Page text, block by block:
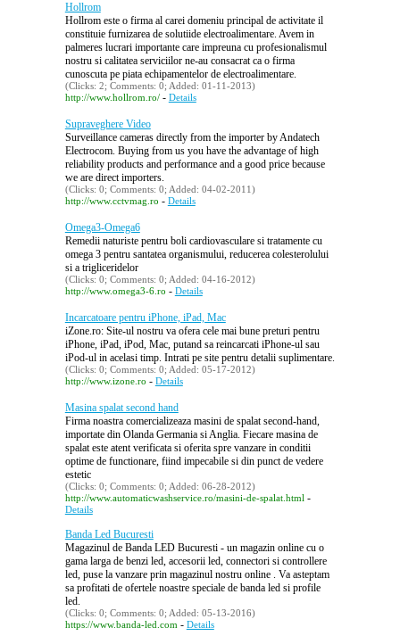
Hollrom
Hollrom este o firma al carei domeniu principal de activitate il
constituie furnizarea de solutiide electroalimentare. Avem in
palmeres lucrari importante care impreuna cu profesionalismul
nostru si calitatea serviciilor ne-au consacrat ca o firma
cunoscuta pe piata echipamentelor de electroalimentare.
(Clicks: 2; Comments: 0; Added: 01-11-2013)
http://www.hollrom.ro/- Details
Supraveghere Video
Surveillance cameras directly from the importer by Andatech
Electrocom. Buying from us you have the advantage of high
reliability products and performance and a good price because
we are direct importers.
(Clicks: 0; Comments: 0; Added: 04-02-2011)
http://www.cctvmag.ro - Details
Omega3-Omega6
Remedii naturiste pentru boli cardiovasculare si tratamente cu
omega 3 pentru santatea organismului, reducerea colesterolului
si a trigliceridelor
(Clicks: 0; Comments: 0; Added: 04-16-2012)
http://www.omega3-6.ro - Details
Incarcatoare pentru iPhone, iPad, Mac
iZone.ro: Site-ul nostru va ofera cele mai bune preturi pentru
iPhone, iPad, iPod, Mac, putand sa reincarcati iPhone-ul sau
iPod-ul in acelasi timp. Intrati pe site pentru detalii suplimentare.
(Clicks: 0; Comments: 0; Added: 05-17-2012)
http://www.izone.ro - Details
Masina spalat second hand
Firma noastra comercializeaza masini de spalat second-hand,
importate din Olanda Germania si Anglia. Fiecare masina de
spalat este atent verificata si oferita spre vanzare in conditii
optime de functionare, fiind impecabile si din punct de vedere
estetic
(Clicks: 0; Comments: 0; Added: 06-28-2012)
http://www.automaticwashservice.ro/masini-de-spalat.html-
Details
Banda Led Bucuresti
Magazinul de Banda LED Bucuresti - un magazin online cu o
gama larga de benzi led, accesorii led, connectori si controllere
led, puse la vanzare prin magazinul nostru online . Va asteptam
sa profitati de ofertele noastre speciale de banda led si profile
led.
(Clicks: 0; Comments: 0; Added: 05-13-2016)
https://www.banda-led.com- Details